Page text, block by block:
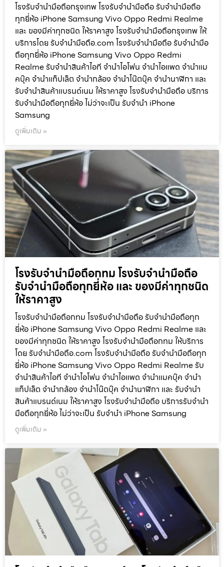
โรงรับจำนำมือถือกรุงเทพ โรงรับจำนำมือถือ รับจำนำมือถือ
ทุกยี่ห้อ iPhone Samsung Vivo Oppo Redmi Realme
และ ของมีค่าทุกชนิด ให้ราคาสูง โรงรับจำนำมือถือกรุงเทพ ให้
บริการโดย รับจํานํามือถือ.com โรงรับจำนำมือถือ รับจำนำมือ
ถือทุกยี่ห้อ iPhone Samsung Vivo Oppo Redmi
Realme รับจำนำสินค้าไอที จำนำไอโฟน จำนำไอแพด จำนำแม
คบุ๊ค จำนำแท็ปเล็ต จำนำกล้อง จำนำโน๊ตบุ๊ค จำนำนาฬิกา และ
รับจำนำสินค้าแบรนด์เนม ให้ราคาสูง โรงรับจำนำมือถือ บริการ
รับจำนำมือถือทุกยี่ห้อ ไม่ว่าจะเป็น รับจำนำ iPhone
Samsung
ดูเพิ่มเติม »
โรงรับจำนำมือถือกทม โรงรับจำนำมือถือ
รับจำนำมือถือทุกยี่ห้อ และ ของมีค่าทุกชนิด
ให้ราคาสูง
โรงรับจำนำมือถือกทม โรงรับจำนำมือถือ รับจำนำมือถือทุก
ยี่ห้อ iPhone Samsung Vivo Oppo Redmi Realme และ
ของมีค่าทุกชนิด ให้ราคาสูง โรงรับจำนำมือถือกทม ให้บริการ
โดย รับจํานํามือถือ.com โรงรับจำนำมือถือ รับจำนำมือถือทุก
ยี่ห้อ iPhone Samsung Vivo Oppo Redmi Realme รับ
จำนำสินค้าไอที จำนำไอโฟน จำนำไอแพด จำนำแมคบุ๊ค จำนำ
แท็ปเล็ต จำนำกล้อง จำนำโน๊ตบุ๊ค จำนำนาฬิกา และ รับจำนำ
สินค้าแบรนด์เนม ให้ราคาสูง โรงรับจำนำมือถือ บริการรับจำนำ
มือถือทุกยี่ห้อ ไม่ว่าจะเป็น รับจำนำ iPhone Samsung
ดูเพิ่มเติม »